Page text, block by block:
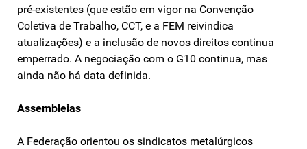
pré-existentes (que estão em vigor na Convenção
Coletiva de Trabalho, CCT, e a FEM reivindica
atualizações) e a inclusão de novos direitos continua
emperrado. A negociação com o G10 continua, mas
ainda não há data definida.
Assembleias
A Federação orientou os sindicatos metalúrgicos